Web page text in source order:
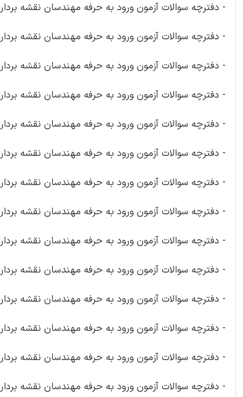
- دفترچه سوالات آزمون ورود به حرفه مهندسان نقشه
- دفترچه سوالات آزمون ورود به حرفه مهندسان نقشه
- دفترچه سوالات آزمون ورود به حرفه مهندسان نقشه
- دفترچه سوالات آزمون ورود به حرفه مهندسان نقشه
- دفترچه سوالات آزمون ورود به حرفه مهندسان نقشه
- دفترچه سوالات آزمون ورود به حرفه مهندسان نقشه برداری
- دفترچه سوالات آزمون ورود به حرفه مهندسان نقشه برداری
- دفترچه سوالات آزمون ورود به حرفه مهندسان نقشه
- دفترچه سوالات آزمون ورود به حرفه مهندسان نقشه برداری
- دفترچه سوالات آزمون ورود به حرفه مهندسان نقشه
- دفترچه سوالات آزمون ورود به حرفه مهندسان نقشه
- دفترچه سوالات آزمون ورود به حرفه مهندسان نقشه برداری
- دفترچه سوالات آزمون ورود به حرفه مهندسان نقشه
- دفترچه سوالات آزمون ورود به حرفه مهندسان نقشه